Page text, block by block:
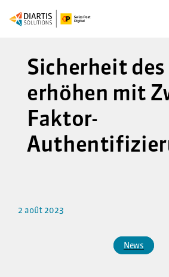
Sicherheit
erhöhen mit
Faktor-
2 août 2023
News